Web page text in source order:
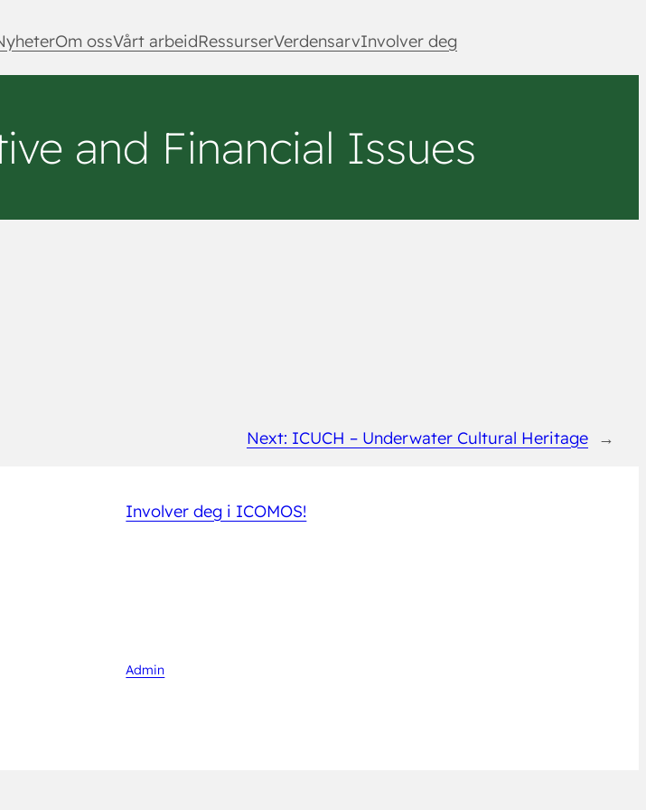
Om ossVårt arbeidRessurserVerdensarvInvolver deg
and Financial Issues
Next: ICUCH – Underwater Cultural Heritage →
Involver deg i ICOMOS!
Admin